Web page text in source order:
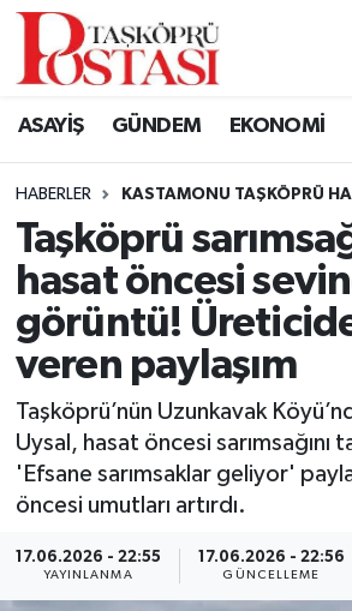
ASAYİŞ GÜNDEM EKONOMİ
HABERLER KASTAMONU TAŞKÖPRÜ
Taşköprü
hasat öncesi
görüntü!
veren paylaşım
Taşköprü’nün Uzunkavak
Uysal, hasat öncesi
'Efsane sarımsaklar geliyor'
öncesi umutları artırdı.
17.06.2026 - 22:55
YAYINLANMA
17.06.2026 - 22:56
GÜNCELLEME
Kastamonu Vefat Edenler
Araç Haberleri
Azdavay Haberleri
Çatalzeytin Haberleri
Cide Haberleri
Daday Haberleri